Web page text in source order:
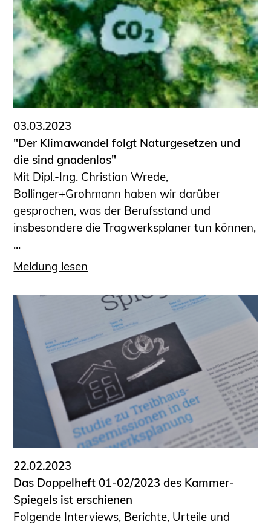
03.03.2023
"Der Klimawandel folgt Natur­gesetzen und
die sind gnadenlos"
Mit Dipl.-Ing. Christian Wrede,
Bollinger+Grohmann haben wir darüber
gesprochen, was der Berufsstand und
insbesondere die Tragwerksplaner tun können,
...
Meldung lesen
22.02.2023
Das Doppelheft 01-02/2023 des Kammer-
Spiegels ist erschienen
Folgende Interviews, Berichte, Urteile und